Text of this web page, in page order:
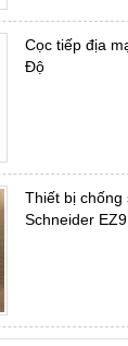
Cọc tiếp địa
Độ
Thiết bị chống
Schneider